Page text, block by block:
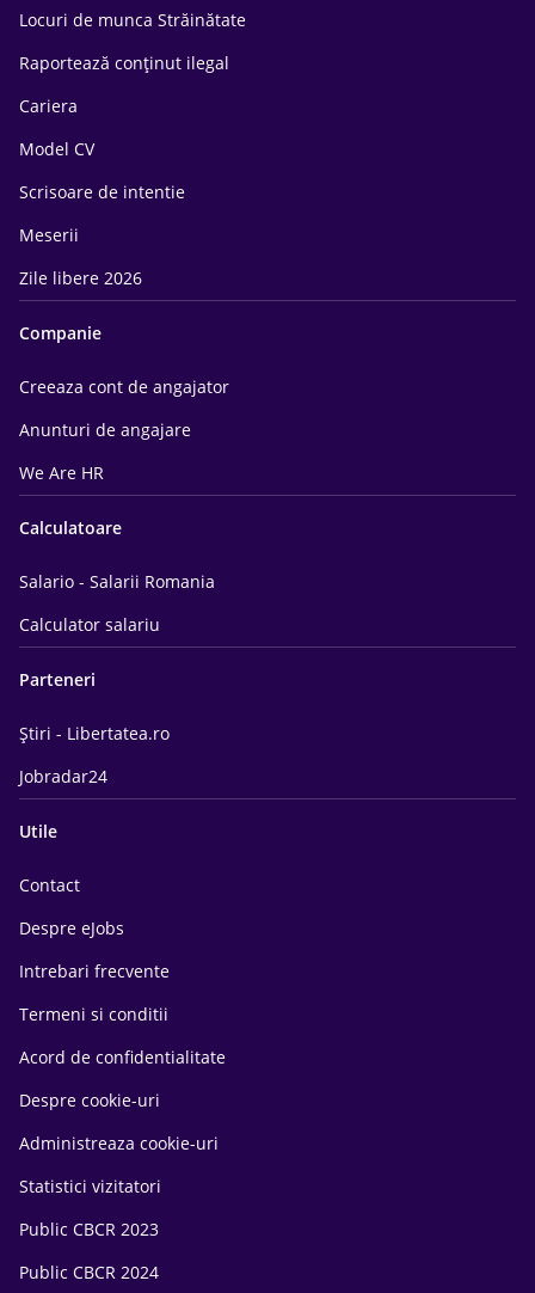
Locuri de munca Străinătate
Raportează conținut ilegal
Cariera
Model CV
Scrisoare de intentie
Meserii
Zile libere 2026
Companie
Creeaza cont de angajator
Anunturi de angajare
We Are HR
Calculatoare
Salario - Salarii Romania
Calculator salariu
Parteneri
Știri - Libertatea.ro
Jobradar24
Utile
Contact
Despre eJobs
Intrebari frecvente
Termeni si conditii
Acord de confidentialitate
Despre cookie-uri
Administreaza cookie-uri
Statistici vizitatori
Public CBCR 2023
Public CBCR 2024